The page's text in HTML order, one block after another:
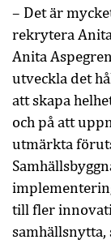
– Det är
rekrytera
Anita
utveckla det
att skapa
och på att
utmärkta
till fler
samhällsnytta,